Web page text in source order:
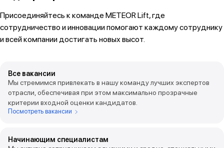
Присоединяйтесь к команде METEOR Lift, где
сотрудничество и инновации помогают каждому сотруднику
и всей компании достигать новых высот.
Все вакансии
Мы стремимся привлекать в нашу команду лучших экспертов
отрасли, обеспечивая при этом максимально прозрачные
критерии входной оценки кандидатов.
Посмотреть вакансии
Начинающим специалистам